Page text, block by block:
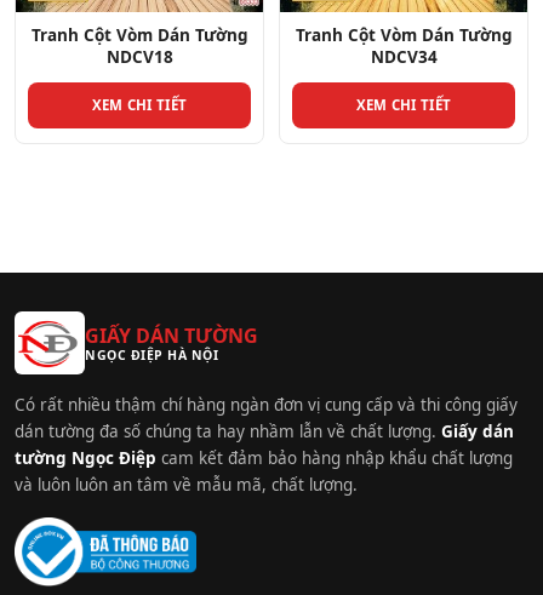
Tranh Cột Vòm Dán Tường
NDCV34
XEM CHI TIẾT
Tranh Cột Vòm Dán Tường
NDCV20
XEM CHI TIẾT
GIẤY DÁN TƯỜNG
NGỌC ĐIỆP HÀ NỘI
Có rất nhiều thậm chí hàng ngàn đơn vị cung cấp và thi công giấy
dán tường đa số chúng ta hay nhầm lẫn về chất lượng. Giấy dán
tường Ngọc Điệp cam kết đảm bảo hàng nhập khẩu chất lượng
và luôn luôn an tâm về mẫu mã, chất lượng.